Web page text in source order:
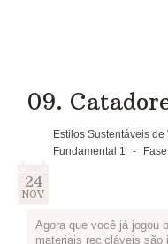
parceria para
recicláveis
09.
Estilos Sustentáveis de
Fundamental 1
-
24
NOV
Agora que você já jogou
materiais recicláveis são